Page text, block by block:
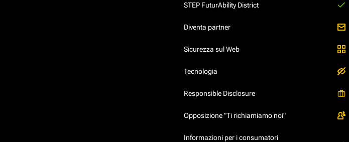
STEP FuturAbility District
Diventa partner
Sicurezza sul Web
Tecnologia
Responsible Disclosure
Opposizione "Ti richiamiamo noi"
Informazioni per i consumatori